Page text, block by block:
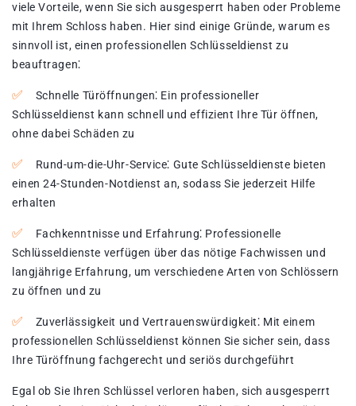
viele Vorteile, wenn Sie sich ausgesperrt haben oder Probleme
mit Ihrem Schloss haben. Hier sind einige Gründe, warum es
sinnvoll ist, einen professionellen Schlüsseldienst zu
beauftragen⁚
Schnelle Türöffnungen⁚ Ein professioneller
Schlüsseldienst kann schnell und effizient Ihre Tür öffnen,
ohne dabei Schäden zu
Rund-um-die-Uhr-Service⁚ Gute Schlüsseldienste bieten
einen 24-Stunden-Notdienst an, sodass Sie jederzeit Hilfe
erhalten
Fachkenntnisse und Erfahrung⁚ Professionelle
Schlüsseldienste verfügen über das nötige Fachwissen und
langjährige Erfahrung, um verschiedene Arten von Schlössern
zu öffnen und zu
Zuverlässigkeit und Vertrauenswürdigkeit⁚ Mit einem
professionellen Schlüsseldienst können Sie sicher sein, dass
Ihre Türöffnung fachgerecht und seriös durchgeführt
Egal ob Sie Ihren Schlüssel verloren haben, sich ausgesperrt